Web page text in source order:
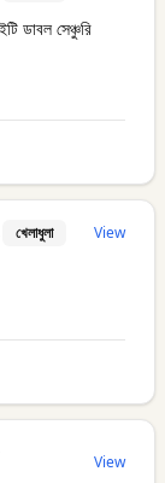
ডাবল সেঞ্চুরি
খেলাধুলা View
View